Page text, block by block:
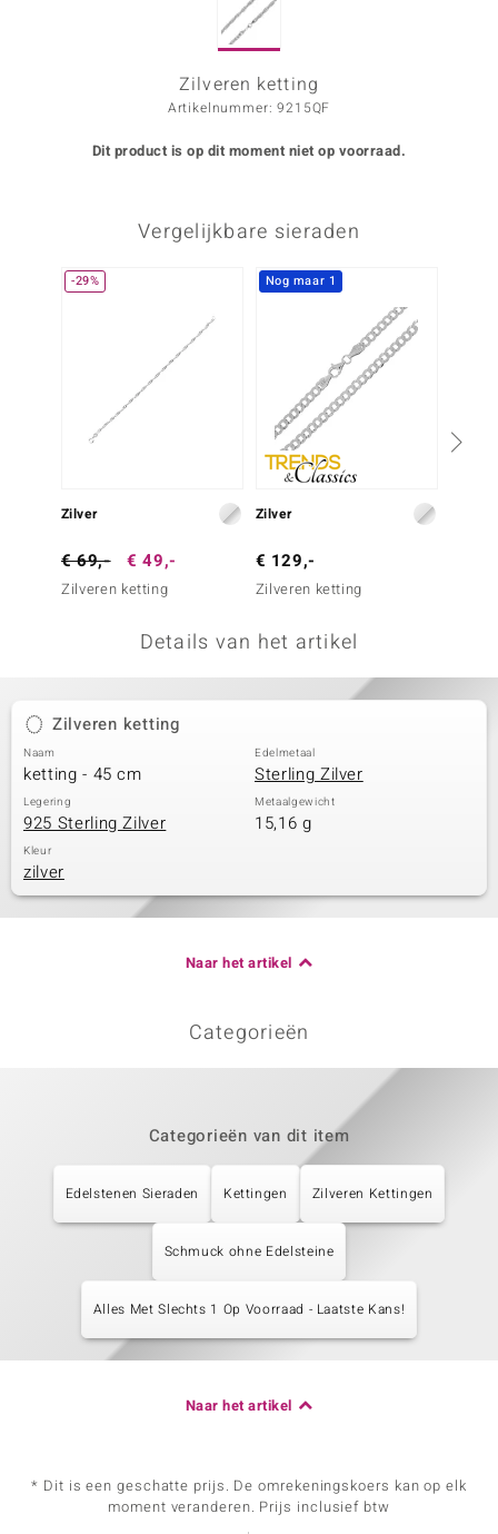
Collection
Zilveren ketting
Artikelnummer: 9215QF
Dit product is op dit moment niet op voorraad.
Vergelijkbare sieraden
-29%
Zilver
€ 69,- € 49,-
Zilveren ketting
Nog maar 1
Zilver
€ 129,-
Zilveren ketting
Details van het artikel
Zilveren ketting
Naam
ketting - 45 cm
Edelmetaal
Sterling Zilver
Legering
925 Sterling Zilver
Metaalgewicht
15,16 g
Kleur
zilver
Naar het artikel
Categorieën
Categorieën van dit item
Edelstenen Sieraden Kettingen Zilveren Kettingen
Schmuck ohne Edelsteine
Alles Met Slechts 1 Op Voorraad - Laatste Kans!
Naar het artikel
* Dit is een geschatte prijs. De omrekeningskoers kan op elk
moment veranderen. Prijs inclusief btw